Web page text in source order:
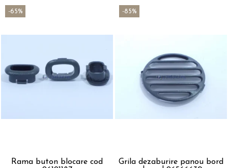
-65%
Rama buton blocare cod
-85%
Grila dezaburire panou bord